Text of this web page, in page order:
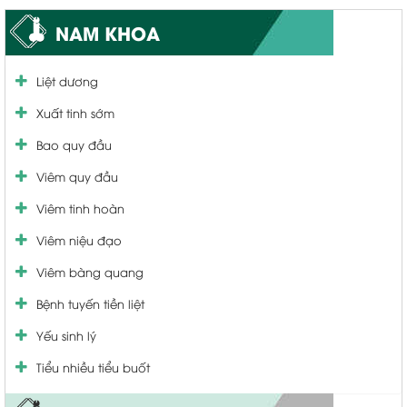
NAM KHOA
Liệt dương
Xuất tinh sớm
Bao quy đầu
Viêm quy đầu
Viêm tinh hoàn
Viêm niệu đạo
Viêm bàng quang
Bệnh tuyến tiền liệt
Yếu sinh lý
Tiểu nhiều tiểu buốt